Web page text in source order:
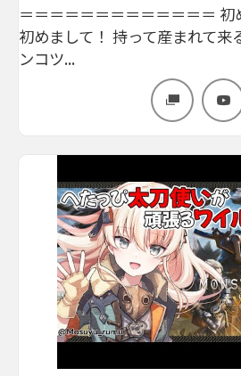
＝＝＝＝＝＝＝＝＝＝＝＝＝
初めまして！ 持って産まれて来
ンコツ...